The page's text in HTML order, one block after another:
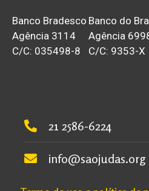
Banco Bradesco
Agência 3114
C/C: 035498-8
Banco do
Agência
C/C: 9353-X
21 2586-6224
info@saojudas.org